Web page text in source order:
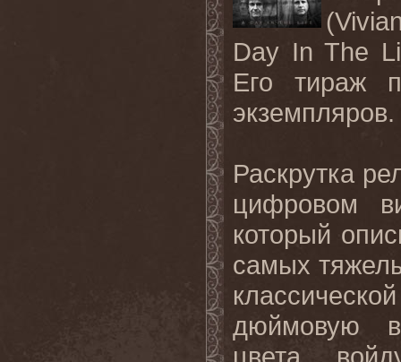
Day In The
Его
тираж
экземпляров.
Раскрутка
цифровом
который
самых
дюймовую